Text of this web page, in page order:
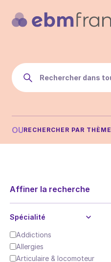
contenu
OURECHERCHER PAR THÈME
Affiner la recherche
Spécialité
Addictions
Allergies
Articulaire & locomoteur